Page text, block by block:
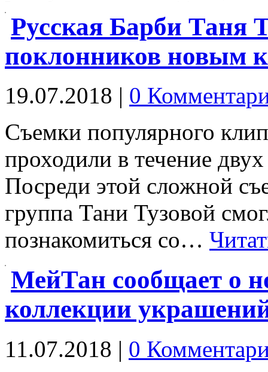
Русская Барби Таня
поклонников новым
19.07.2018 | 0
Съемки популярного
проходили в течение
Посреди этой сложной
группа Тани Тузовой
познакомиться со…
МейТан сообщает о
коллекции
11.07.2018 | 0